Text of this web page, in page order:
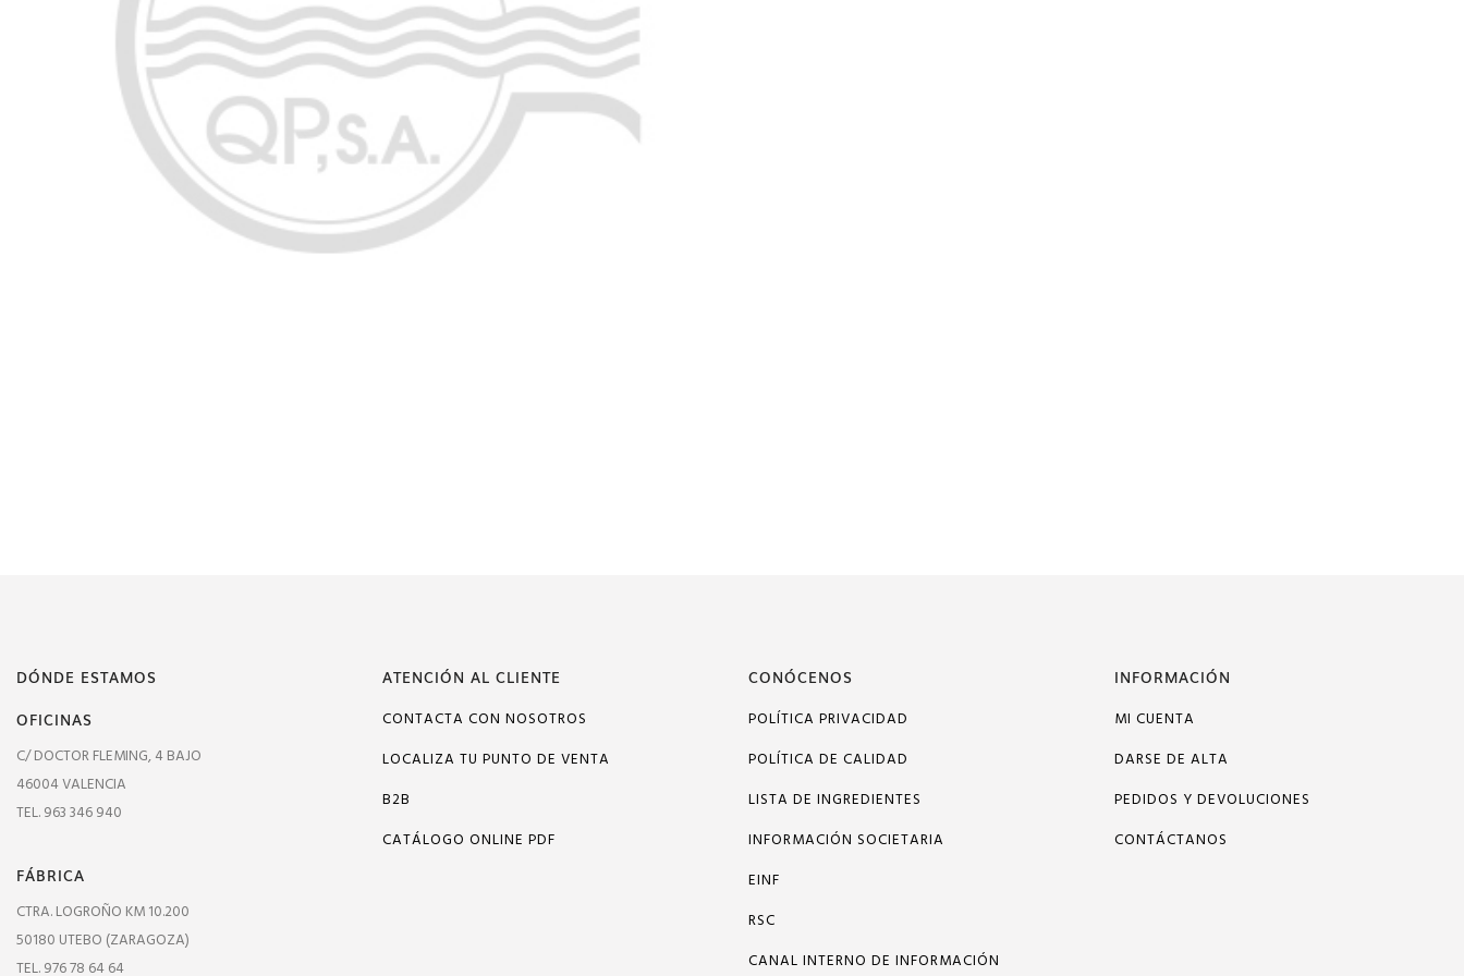
DÓNDE ESTAMOS
OFICINAS
C/ DOCTOR FLEMING, 4 BAJO
46004 VALENCIA
TEL. 963 346 940
FÁBRICA
CTRA. LOGROÑO KM 10.200
50180 UTEBO (ZARAGOZA)
TEL. 976 78 64 64
ATENCIÓN AL CLIENTE
CONTACTA CON NOSOTROS
LOCALIZA TU PUNTO DE VENTA
B2B
CATÁLOGO ONLINE PDF
CONÓCENOS
POLÍTICA PRIVACIDAD
POLÍTICA DE CALIDAD
LISTA DE INGREDIENTES
INFORMACIÓN SOCIETARIA
EINF
RSC
CANAL INTERNO DE INFORMACIÓN
INFORMACIÓN
MI CUENTA
DARSE DE ALTA
PEDIDOS Y DEVOLUCIONES
CONTÁCTANOS